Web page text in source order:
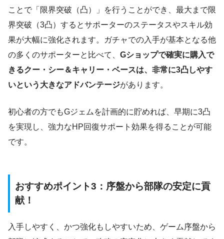
ことで「限界突破（凸）」を行うことができ、最大まで限
界突破（3凸）するとサポーターのステータスやスキル効
果が大幅に強化されます。ガチャでの入手が基本となる他
の多くのサポーターと比べて、 Gショップで確実に購入で
きるクー・シー＆キャリー・ベースは、非常に3凸しやす
いという大きなアドバンテージがあります。
初心者の方でもGジェムを計画的に貯めれば、早期に3凸
を実現し、強力なHP回復サポート効果を得ることが可能
です。
おすすめポイント3：序盤から部隊の安定に貢
献！
入手しやすく、かつ強化もしやすいため、ゲーム序盤から